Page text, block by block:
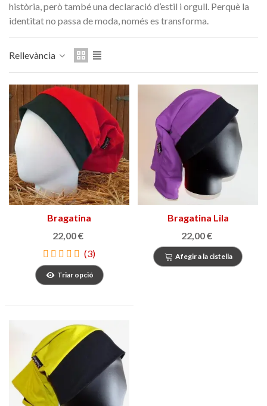
història, però també una declaració d’estil i orgull. Perquè la
identitat no passa de moda, només es transforma.
Rellevància
Bragatina
22,00 €
(3)
Triar opció
Bragatina Lila
22,00 €
Afegir a la cistella